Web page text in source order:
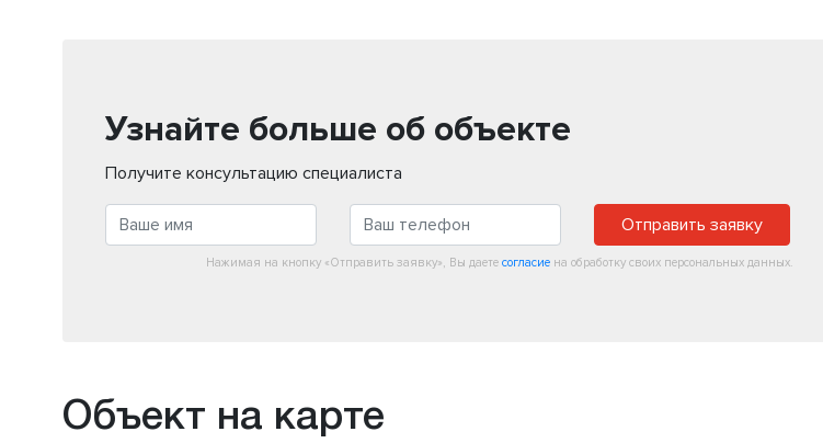
Узнайте больше об объекте
Получите консультацию специалиста
Отправить заявку
Нажимая на кнопку «Отправить заявку», Вы даете согласиена обработку своих персональных данных.
Объект на карте